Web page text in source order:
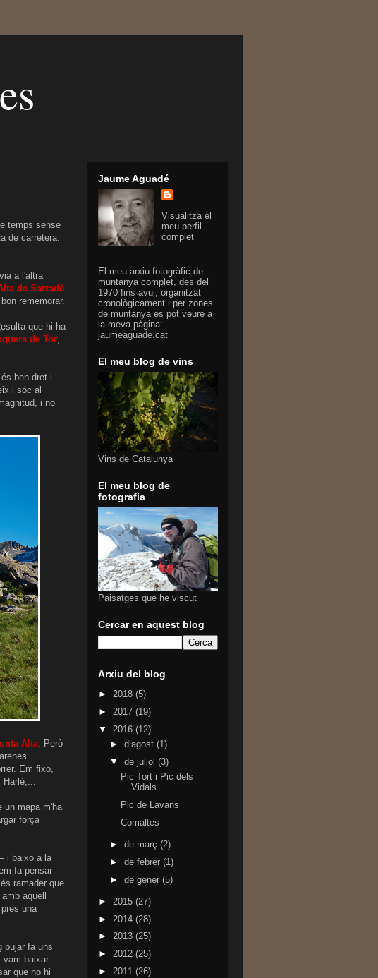
temps sense
de carretera.
a l'altra
de Sarradé
rememorar.
que hi ha
de Tor,
ben dret i
i sóc al
i no
Alta. Però
Em fixo,
Harlé,...
un mapa m'ha
força
i baixo a la
fa pensar
ramader que
aquell
una
pujar fa uns
i vam baixar —
que no hi
Jaume Aguadé
Visualitza el
meu perfil
complet
El meu arxiu fotogràfic de
muntanya complet, des del
1970 fins avui, organitzat
cronològicament i per zones
de muntanya es pot veure a
la meva pàgina:
jaumeaguade.cat
El meu blog de vins
Vins de Catalunya
El meu blog de
fotografia
Paisatges que he viscut
Cercar en aquest blog
Arxiu del blog
► 2018 (5)
► 2017 (19)
▼ 2016 (12)
► d’agost (1)
▼ de juliol (3)
Pic Tort i Pic dels
Vidals
Pic de Lavans
Comaltes
► de març (2)
► de febrer (1)
► de gener (5)
► 2015 (27)
► 2014 (28)
► 2013 (25)
► 2012 (25)
► 2011 (26)